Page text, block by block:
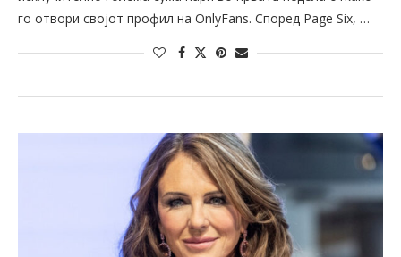
го отвори својот профил на OnlyFans. Според Page Six, …